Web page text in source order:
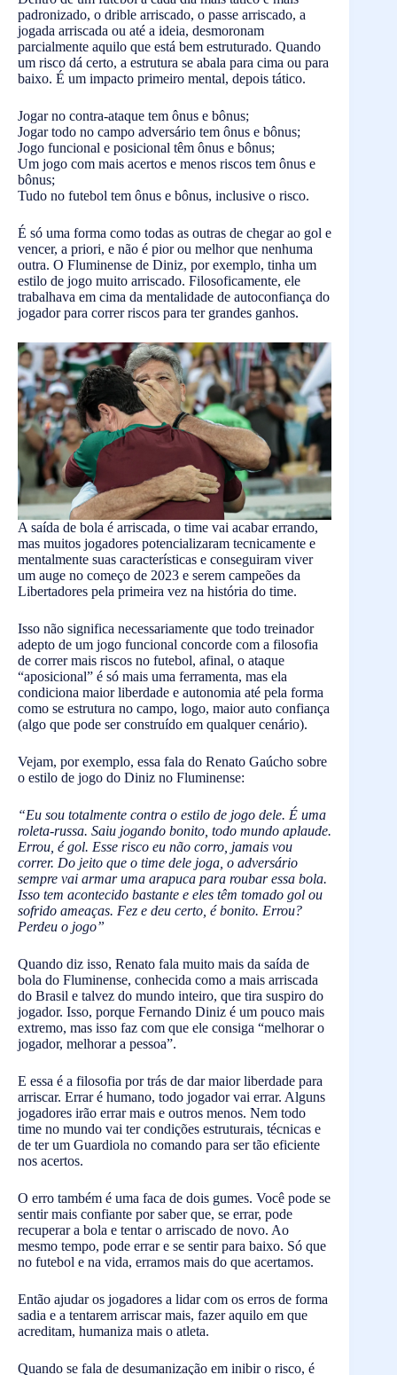
padronizado, o drible arriscado, o passe arriscado, a
jogada arriscada ou até a ideia, desmoronam
parcialmente aquilo que está bem estruturado. Quando
um risco dá certo, a estrutura se abala para cima ou para
baixo. É um impacto primeiro mental, depois tático.
Jogar no contra-ataque tem ônus e bônus;
Jogar todo no campo adversário tem ônus e bônus;
Jogo funcional e posicional têm ônus e bônus;
Um jogo com mais acertos e menos riscos tem ônus e
bônus;
Tudo no futebol tem ônus e bônus, inclusive o risco.
É só uma forma como todas as outras de chegar ao gol e
vencer, a priori, e não é pior ou melhor que nenhuma
outra. O Fluminense de Diniz, por exemplo, tinha um
estilo de jogo muito arriscado. Filosoficamente, ele
trabalhava em cima da mentalidade de autoconfiança do
jogador para correr riscos para ter grandes ganhos.
A saída de bola é arriscada, o time vai acabar errando,
mas muitos jogadores potencializaram tecnicamente e
mentalmente suas características e conseguiram viver
um auge no começo de 2023 e serem campeões da
Libertadores pela primeira vez na história do time.
Isso não significa necessariamente que todo treinador
adepto de um jogo funcional concorde com a filosofia
de correr mais riscos no futebol, afinal, o ataque
“aposicional” é só mais uma ferramenta, mas ela
condiciona maior liberdade e autonomia até pela forma
como se estrutura no campo, logo, maior auto confiança
(algo que pode ser construído em qualquer cenário).
Vejam, por exemplo, essa fala do Renato Gaúcho sobre
o estilo de jogo do Diniz no Fluminense:
“Eu sou totalmente contra o estilo de jogo dele. É uma
roleta-russa. Saiu jogando bonito, todo mundo aplaude.
Errou, é gol. Esse risco eu não corro, jamais vou
correr. Do jeito que o time dele joga, o adversário
sempre vai armar uma arapuca para roubar essa bola.
Isso tem acontecido bastante e eles têm tomado gol ou
sofrido ameaças. Fez e deu certo, é bonito. Errou?
Perdeu o jogo”
Quando diz isso, Renato fala muito mais da saída de
bola do Fluminense, conhecida como a mais arriscada
do Brasil e talvez do mundo inteiro, que tira suspiro do
jogador. Isso, porque Fernando Diniz é um pouco mais
extremo, mas isso faz com que ele consiga “melhorar o
jogador, melhorar a pessoa”.
E essa é a filosofia por trás de dar maior liberdade para
arriscar. Errar é humano, todo jogador vai errar. Alguns
jogadores irão errar mais e outros menos. Nem todo
time no mundo vai ter condições estruturais, técnicas e
de ter um Guardiola no comando para ser tão eficiente
nos acertos.
O erro também é uma faca de dois gumes. Você pode se
sentir mais confiante por saber que, se errar, pode
recuperar a bola e tentar o arriscado de novo. Ao
mesmo tempo, pode errar e se sentir para baixo. Só que
no futebol e na vida, erramos mais do que acertamos.
Então ajudar os jogadores a lidar com os erros de forma
sadia e a tentarem arriscar mais, fazer aquilo em que
acreditam, humaniza mais o atleta.
Quando se fala de desumanização em inibir o risco, é